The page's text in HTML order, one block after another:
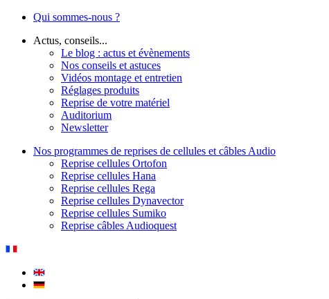
Qui sommes-nous ?
Actus, conseils...
Le blog : actus et évènements
Nos conseils et astuces
Vidéos montage et entretien
Réglages produits
Reprise de votre matériel
Auditorium
Newsletter
Nos programmes de reprises de cellules et câbles Audio
Reprise cellules Ortofon
Reprise cellules Hana
Reprise cellules Rega
Reprise cellules Dynavector
Reprise cellules Sumiko
Reprise câbles Audioquest